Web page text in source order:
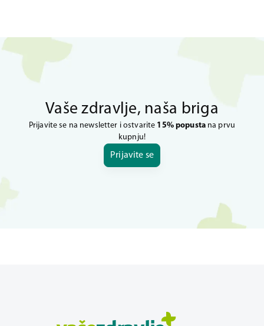
Vaše zdravlje, naša briga
Prijavite se na newsletter i ostvarite 15% popustana prvu
kupnju!
Prijavite se